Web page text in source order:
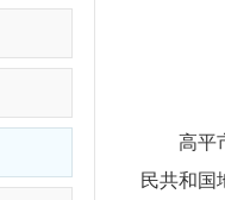
高平市
民共和国